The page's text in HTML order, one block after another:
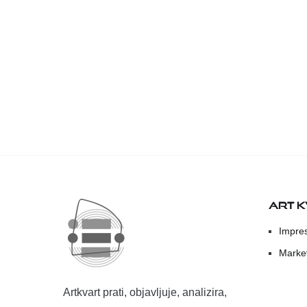
Artkvart prati, objavljuje, analizira,
ART